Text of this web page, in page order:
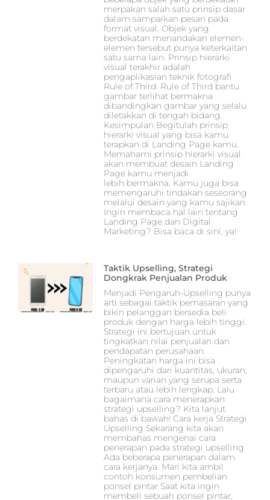
merpakan salah satu prinsip dasar
dalam sampaikan pesan pada
format visual. Objek yang
berdekatan menandakan elemen-
elemen tersebut punya keterkaitan
satu sama lain. Prinsip hierarki
visual terakhir adalah
pengaplikasian teknik fotografi
Rule of Third. Rule of Third bantu
gambar terlihat bermakna
dibandingkan gambar yang selalu
diletakkan di tengah bidang.
Kesimpulan Begitulah prinsip
hierarki visual yang bisa kamu
terapkan di Landing Page kamu.
Memahami prinsip hierarki visual
akan membuat desain Landing
Page kamu menjadi
lebih bermakna. Kamu juga bisa
memengaruhi tindakan seseorang
melalui desain yang kamu sajikan.
Ingin membaca hal lain tentang
Landing Page dan Digital
Marketing? Bisa baca di sini, ya!
Taktik Upselling, Strategi
Dongkrak Penjualan Produk
Menjadi Pengaruh-Upselling punya
arti sebagai taktik pemasaran yang
bikin pelanggan bersedia beli
produk dengan harga lebih tinggi.
Strategi ini bertujuan untuk
tingkatkan nilai penjualan dan
pendapatan perusahaan.
Peningkatan harga ini bisa
dipengaruhi dari kuantitas, ukuran,
maupun varian yang serupa serta
terbaru atau lebih lengkap. Lalu
bagaimana cara menerapkan
strategi upselling? Kita lanjut
bahas di bawah! Cara kerja Strategi
Upselling Sekarang kita akan
membahas mengenai cara
penerapan pada strategi upselling
Ada beberapa penerapan dalam
cara kerjanya. Mari kita ambil
contoh konsumen pembelian
ponsel pintar Saat kita ingin
membeli sebuah ponsel pintar,